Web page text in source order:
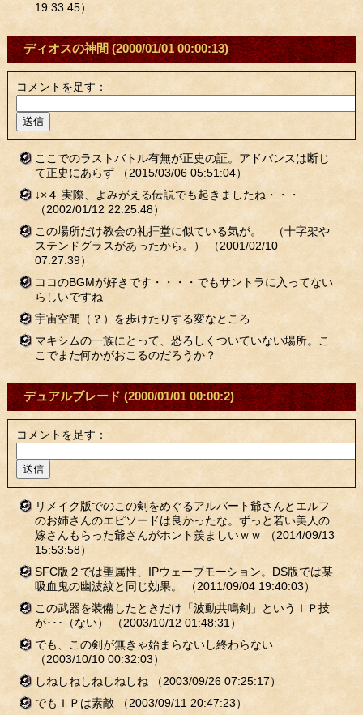
19:33:45）
ディオスの神間(2000/01/01 00:00:13)
コメントを足す：
ここでのラストバトル有無が正史の証。アドバンスは断じ
て正史にあらず
（2015/03/06 05:51:04）
↓×４ 実際、よみがえる伝説でも起きましたね・・・
（2002/01/12 22:25:48）
この場所だけ教会の礼拝堂に似ている気が。 （十字架や
ステンドグラスがあったから。） （2001/02/10
07:27:39）
ココのBGMが好きです・・・・でもサントラに入ってない
らしいですね
宇宙空間（？）を歩けたりする変なところ
マキシムの一族にとって、恐ろしくついていない場所。こ
こでまた何かがおこるのだろうか？
デュアルブレード(2000/01/01 00:00:2)
コメントを足す：
リメイク版でのこの剣をめぐるアルバート爺さんとエルフ
のお姉さんのエピソードは良かったな。ずっと若い美人の
嫁さんもらった爺さんがホント羨ましいｗｗ
（2014/09/13
15:53:58）
SFC版２では聖属性、IPウェーブモーション。DS版では某
吸血鬼の幽波紋と同じ効果。
（2011/09/04 19:40:03）
この武器を装備したときだけ「波動共鳴剣」というＩＰ技
が･･･（ない）
（2003/10/12 01:48:31）
でも、この剣が無きゃ始まらないし終わらない
（2003/10/10 00:32:03）
しねしねしねしねしね
（2003/09/26 07:25:17）
でもＩＰは素敵
（2003/09/11 20:47:23）